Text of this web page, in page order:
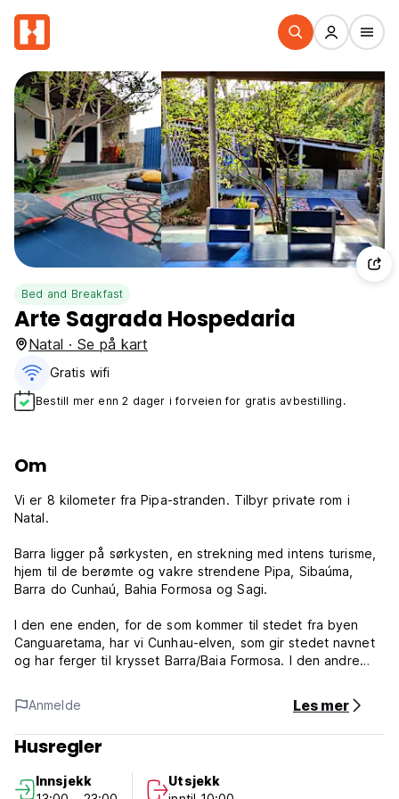
Bed and Breakfast
Arte Sagrada Hospedaria
Natal · Se på kart
Gratis wifi‎
Bestill mer enn 2 dager i forveien for gratis avbestilling.
Om
Vi er 8 kilometer fra Pipa-stranden. Tilbyr private rom i
Natal.
Barra ligger på sørkysten, en strekning med intens turisme,
hjem til de berømte og vakre strendene Pipa, Sibaúma,
Barra do Cunhaú, Bahia Formosa og Sagi.
I den ene enden, for de som kommer til stedet fra byen
Canguaretama, har vi Cunhau-elven, som gir stedet navnet
og har ferger til krysset Barra/Baia Formosa. I den andre
hvor fergene som krysser Pipa/Barra seiler.
Arte Sagrada Hospedarias retningslinjer og betingelser:
avbestilling eller manglende oppmøte, vil du bli belastet
Anmelde Les mer
Husregler
Innsjekk
Utsjekk